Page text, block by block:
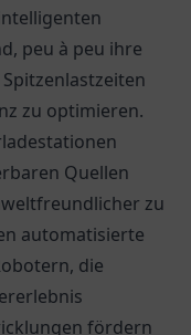
peu à peu ihre
zu optimieren.
Quellen
zu
automatisierte
die
fördern